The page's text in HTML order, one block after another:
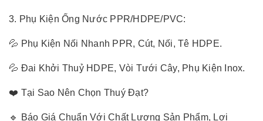
3. Phụ Kiện Ống Nước PPR/HDPE/PVC:
💦 Phụ Kiện Nối Nhanh PPR, Cút, Nối, Tê HDPE.
💦 Đai Khởi Thuỷ HDPE, Vòi Tưới Cây, Phụ Kiện Inox.
❤️ Tại Sao Nên Chọn Thuý Đạt?
🔹 Báo Giá Chuẩn Với Chất Lượng Sản Phẩm, Lợi